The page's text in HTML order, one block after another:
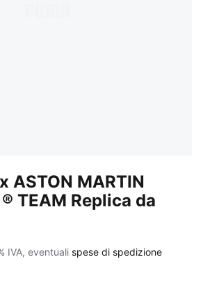
ASTON MARTIN
TEAM Replica da
IVA, eventuali spese di spedizione